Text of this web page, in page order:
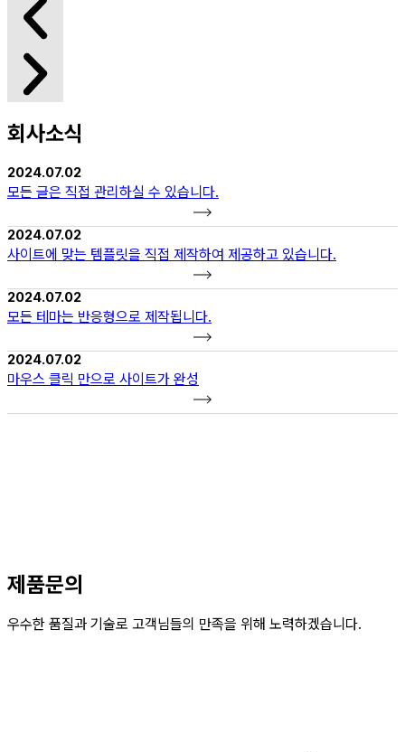
회사소식
2024.07.02
모든 글은 직접 관리하실 수 있습니다.
2024.07.02
사이트에 맞는 템플릿을 직접 제작하여 제공하고 있습니다.
2024.07.02
모든 테마는 반응형으로 제작됩니다.
2024.07.02
마우스 클릭 만으로 사이트가 완성
제품문의
우수한 품질과 기술로 고객님들의 만족을 위해 노력하겠습니다.